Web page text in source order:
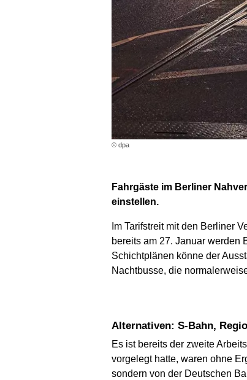
© dpa
Fahrgäste im Berliner
einstellen.
Im Tarifstreit mit den Berliner
bereits am 27. Januar werden
Schichtplänen könne der
Nachtbusse, die
Alternativen: S-Bahn,
Es ist bereits der zweite
vorgelegt hatte, waren ohne
sondern von der Deutschen